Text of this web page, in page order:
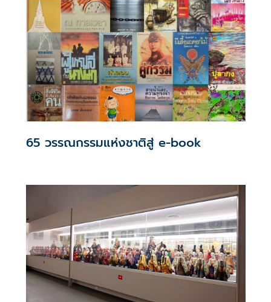
ชาติ พุทธศักราช ๒๕๖๗ เนื่องในวันศิลปินแห่งชาติ
65 วรรณกรรมแห่งชาติสู่ e-book